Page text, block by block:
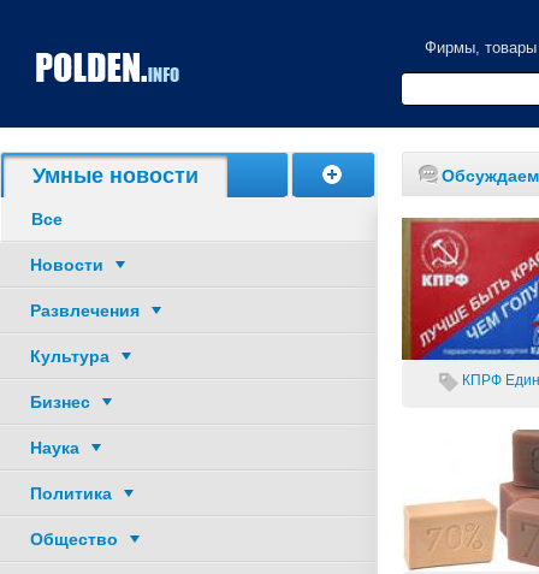
Фирмы, товары
Умные новости
Все
Новости
Развлечения
Культура
Бизнес
Наука
Политика
Общество
Обсуждаем
КПРФ